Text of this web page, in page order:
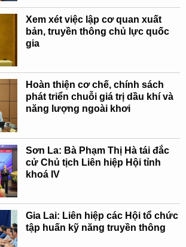
Xem xét việc lập cơ quan xuất
bản, truyền thông chủ lực quốc
gia
Hoàn thiện cơ chế, chính sách
phát triển chuỗi giá trị dầu khí và
năng lượng ngoài khơi
Sơn La: Bà Phạm Thị Hà tái đắc
cử Chủ tịch Liên hiệp Hội tỉnh
khoá IV
Gia Lai: Liên hiệp các Hội tổ chức
tập huấn kỹ năng truyền thông